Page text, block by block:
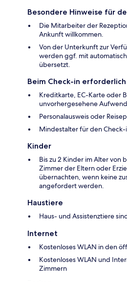
Besondere Hinweise für
Die Mitarbeiter der
Ankunft willkommen.
Von der Unterkunft zur
werden ggf. mit
übersetzt.
Beim Check-in erforderlich
Kreditkarte, EC-Karte oder
unvorhergesehene
Personalausweis oder
Mindestalter für den Check-
Kinder
Bis zu 2 Kinder im Alter von
Zimmer der Eltern oder
übernachten, wenn keine
angefordert werden.
Haustiere
Haus- und Assistenztiere
Internet
Kostenloses WLAN in den
Kostenloses WLAN und
Zimmern